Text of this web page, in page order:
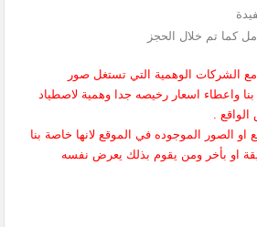
كما تم خلال الحجز
مع الشركات الوهمية التي تستغل صور
واعطاء اسعار رخيصه جدا وهمية لاصطياد
.
او الصور الموجوده في الموقع لانها خاصة بنا
او بأخر ومن يقوم بذلك يعرض نفسه